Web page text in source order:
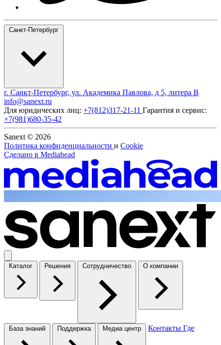
Санкт-Петербург
г. Санкт-Петербург, ул. Академика Павлова, д 5, литера В
info@sanext.ru
Для юридических лиц: +7(812)317-21-11 Гарантия и сервис:
+7(981)680-35-42
Sanext © 2026
Политика конфиденциальности и Cookie
Сделано в Mediahead
Каталог Решения Сотрудничество О компании
База знаний Поддержка Медиа центр Контакты Где